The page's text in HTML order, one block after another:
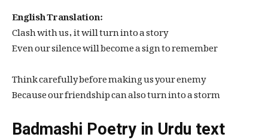
English Translation:
Clash with us, it will turn into a story
Even our silence will become a sign to remember
Think carefully before making us your enemy
Because our friendship can also turn into a storm
Badmashi Poetry in Urdu text